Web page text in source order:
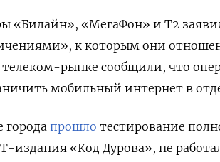
«Билайн», «МегаФон» и Т2
к которым они
рынке сообщили, что
мобильный интернет в
города прошло тестирование
издания «Код Дурова», не